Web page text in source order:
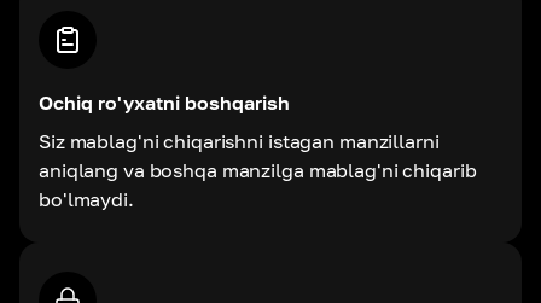
Ochiq ro'yxatni boshqarish
Siz mablag'ni chiqarishni istagan manzillarni
aniqlang va boshqa manzilga mablag'ni chiqarib
bo'lmaydi.